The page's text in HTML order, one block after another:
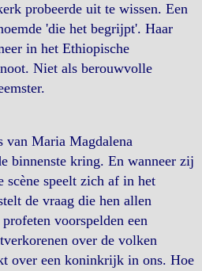
probeerde uit te wissen. Een
'die het begrijpt'. Haar
in het Ethiopische
Niet als berouwvolle
van Maria Magdalena
binnenste kring. En wanneer zij
scène speelt zich af in het
de vraag die hen allen
voorspelden een
over de volken
over een koninkrijk in ons. Hoe